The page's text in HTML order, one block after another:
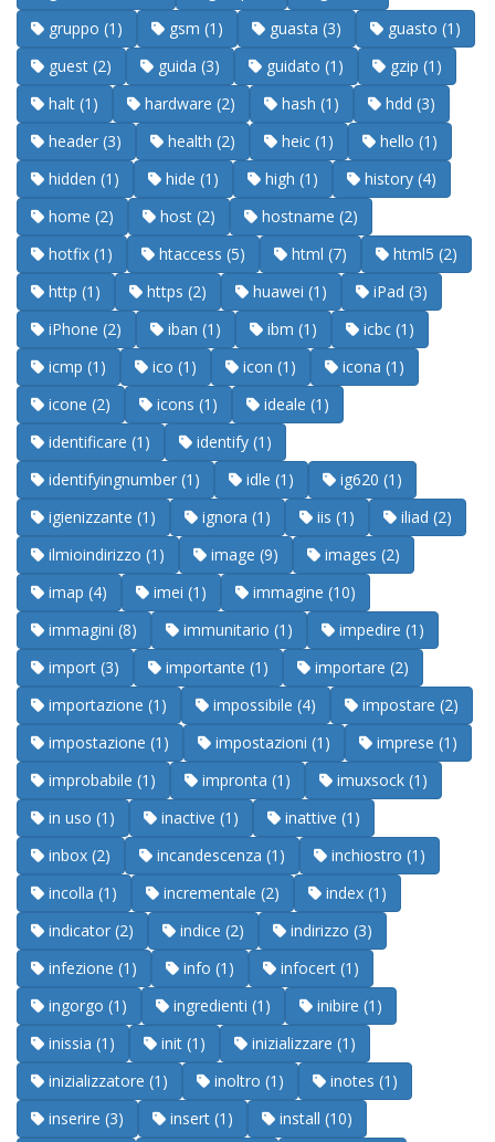
gruppo (1)
gsm (1) guasta (3)
guasto (1)
guest (2)
guida (3) guidato (1)
gzip (1)
halt (1)
hardware (2) hash (1)
hdd (3)
header (3)
health (2) heic (1)
hello (1)
hidden (1)
hide (1) high (1)
history (4)
home (2)
host (2)
hostname (2)
hotfix (1)
htaccess (5) html (7)
html5 (2)
http (1)
https (2) huawei (1)
iPad (3)
iPhone (2)
iban (1) ibm (1)
icbc (1)
icmp (1)
ico (1) icon (1)
icona (1)
icone (2)
icons (1)
ideale (1)
identificare (1)
identify (1)
identifyingnumber (1)
idle (1)
ig620 (1)
igienizzante (1)
ignora (1) iis (1)
iliad (2)
ilmioindirizzo (1)
image (9)
images (2)
imap (4)
imei (1)
immagine (10)
immagini (8)
immunitario (1)
impedire (1)
import (3)
importante (1)
importare (2)
importazione (1)
impossibile (4)
impostare (2)
impostazione (1)
impostazioni (1)
imprese (1)
improbabile (1)
impronta (1)
imuxsock (1)
in uso (1)
inactive (1)
inattive (1)
inbox (2)
incandescenza (1)
inchiostro (1)
incolla (1)
incrementale (2)
index (1)
indicator (2)
indice (2)
indirizzo (3)
infezione (1)
info (1)
infocert (1)
ingorgo (1)
ingredienti (1)
inibire (1)
inissia (1)
init (1)
inizializzare (1)
inizializzatore (1)
inoltro (1)
inotes (1)
inserire (3)
insert (1)
install (10)